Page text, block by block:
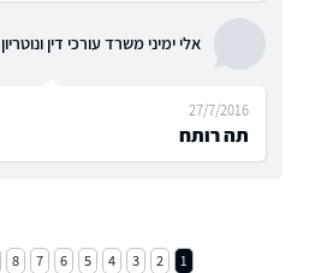
אלי ימיני משרד עורכי דין ונוטריון
תה רותח
27/7/2016
1
2
3
4
5
6
7
8